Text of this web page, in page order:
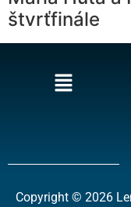
štvrťfinále
Copyright © 2026